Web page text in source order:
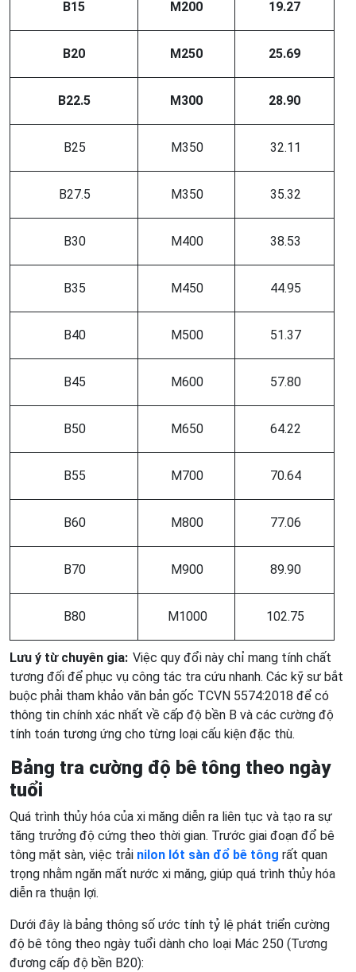
B15 M200 19.27
B20 M250 25.69
B22.5 M300 28.90
B25 M350 32.11
B27.5 M350 35.32
B30 M400 38.53
B35 M450 44.95
B40 M500 51.37
B45 M600 57.80
B50 M650 64.22
B55 M700 70.64
B60 M800 77.06
B70 M900 89.90
B80 M1000 102.75
Lưu ý từ chuyên gia: Việc quy đổi này chỉ mang tính chất
tương đối để phục vụ công tác tra cứu nhanh. Các kỹ sư bắt
buộc phải tham khảo văn bản gốc TCVN 5574:2018 để có
thông tin chính xác nhất về cấp độ bền B và các cường độ
tính toán tương ứng cho từng loại cấu kiện đặc thù.
Bảng tra cường độ bê tông theo ngày
tuổi
Quá trình thủy hóa của xi măng diễn ra liên tục và tạo ra sự
tăng trưởng độ cứng theo thời gian. Trước giai đoạn đổ bê
tông mặt sàn, việc trải nilon lót sàn đổ bê tông rất quan
trọng nhằm ngăn mất nước xi măng, giúp quá trình thủy hóa
diễn ra thuận lợi.
Dưới đây là bảng thông số ước tính tỷ lệ phát triển cường
độ bê tông theo ngày tuổi dành cho loại Mác 250 (Tương
đương cấp độ bền B20):